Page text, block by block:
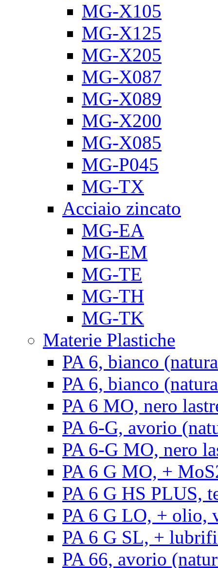
MG-X105
MG-X125
MG-X205
MG-X087
MG-X089
MG-X200
MG-X085
MG-P045
MG-TX
Acciaio zincato
MG-EA
MG-EM
MG-TE
MG-TH
MG-TK
Materie Plastiche
PA 6, bianco
PA 6, bianco
PA 6 MO, nero
PA 6-G, avorio
PA 6-G MO, nero
PA 6 G MO, +
PA 6 G HS PLUS,
PA 6 G LO, + olio,
PA 6 G SL, +
PA 66, avorio